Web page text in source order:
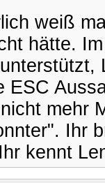
weiß
hätte.
ESC
mehr
Ihr
kennt